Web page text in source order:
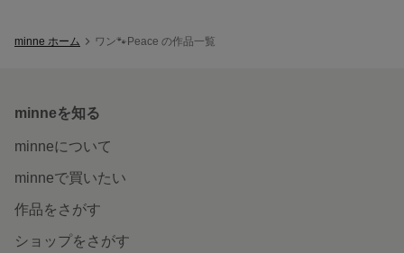
minne ホーム ワン🐾Peace の作品一覧
minneを知る
minneについて
minneで買いたい
作品をさがす
ショップをさがす